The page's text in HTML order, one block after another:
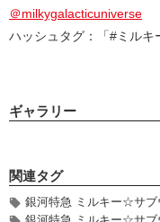
＠milkygalacticuniverse
ハッシュタグ：「#ミルキ
ギャラリー
関連タグ
銀河特急 ミルキー☆サブ